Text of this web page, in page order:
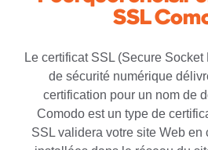
SSL
Le certificat SSL (Secure
de sécurité numérique
certification pour un nom de
Comodo est un type de
SSL validera votre site Web en